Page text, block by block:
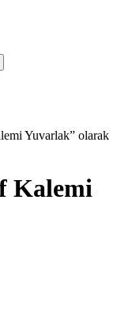
Yuvarlak” olarak
Kalemi